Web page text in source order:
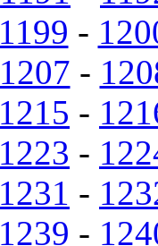
1199 -
1207 -
1215 -
1223 -
1231 -
1239 -